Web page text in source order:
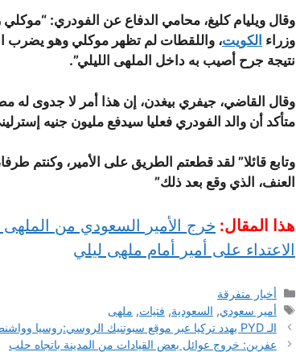
وقال ويليام كليغ، محامي الدفاع عن الفودري:
وزراء الكويت، واللقطات لم تظهر موكلي وهو يضرب
نتيجة جرح أصيب به داخل الملهى الليلي”.
وقال القاضي، جيفري بيغدن، إن هذا أمر لا جدوى له
متأكد أن والد الفودري فعليا سيدفع مليون جنيه
وتابع قائلا” لقد قطعتم الطريق على الأمير، وكنتم
العنف، الذي وقع بعد ذلك”
هذا المقال: خرج الأمير السعودي من
الاعتداء على أمير أمام ملهى ليلي
التصنيفات
أخبار متفرقة
الوسوم
أمير سعودي, السعودية, فتيات, ملهى
الـ PYD يهدد تركيا عبر موقع سبوتنيك الروسي:روسيا وواشنطن لن تقفا مكتوفتي الأيدي في عفرين
عفرين: خروج عوائل بعض القيادات من المدينة باتجاه حلب